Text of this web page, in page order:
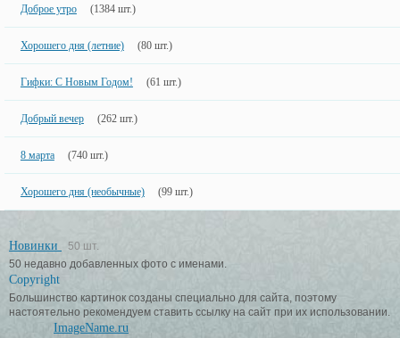
Доброе утро (1384 шт.)
Хорошего дня (летние) (80 шт.)
Гифки: С Новым Годом! (61 шт.)
Добрый вечер (262 шт.)
8 марта (740 шт.)
Хорошего дня (необычные) (99 шт.)
Новинки
50 шт.
50 недавно добавленных фото с именами.
Copyright
Большинство картинок созданы специально для сайта, поэтому
настоятельно рекомендуем ставить ссылку на сайт при их использовании.
ImageName.ru